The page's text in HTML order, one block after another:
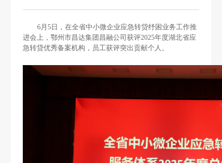
6月5日，在全省中小微企业应急转贷纾困业务工作推
进会上，鄂州市昌达集团昌融公司获评2025年度湖北省应
急转贷优秀备案机构，员工获评突出贡献个人。